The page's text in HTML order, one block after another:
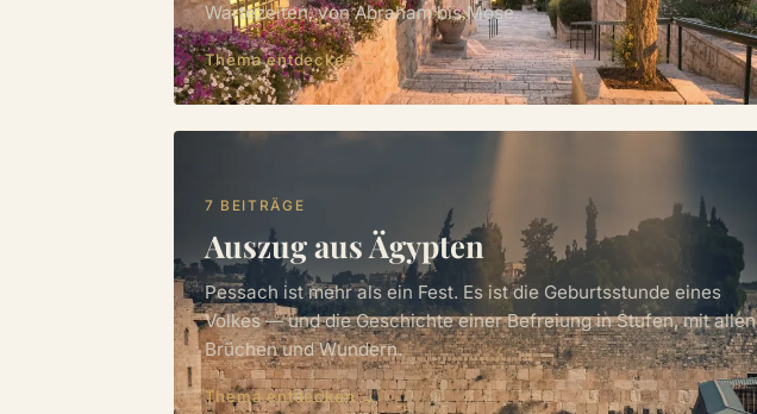
Wartezeiten, von Abraham bis Mose.
Thema entdecken →
7 BEITRÄGE
Auszug aus Ägypten
Pessach ist mehr als ein Fest. Es ist die Geburtsstunde eines
Volkes — und die Geschichte einer Befreiung in Stufen, mit allen
Brüchen und Wundern.
Thema entdecken →